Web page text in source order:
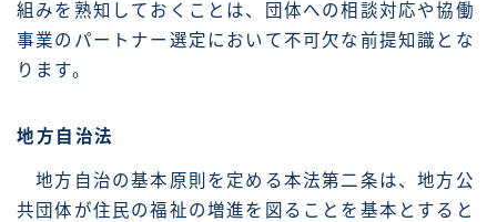
組みを熟知しておくことは、団体への相談対応や協働
事業のパートナー選定において不可欠な前提知識とな
ります。
地方自治法
地方自治の基本原則を定める本法第二条は、地方公
共団体が住民の福祉の増進を図ることを基本とすると